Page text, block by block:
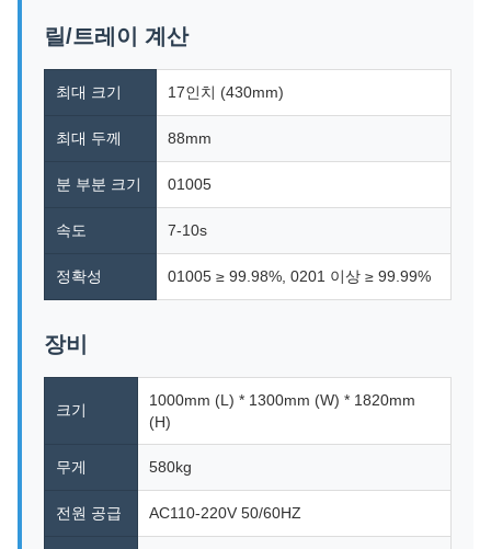
릴/트레이 계산
최대 크기 17인치 (430mm)
최대 두께 88mm
분 부분 크기 01005
속도 7-10s
정확성 01005 ≥ 99.98%, 0201 이상 ≥ 99.99%
장비
크기
1000mm (L) * 1300mm (W) * 1820mm
(H)
무게 580kg
전원 공급 AC110-220V 50/60HZ